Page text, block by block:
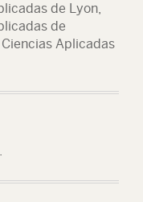
de Lyon,
de
Aplicadas